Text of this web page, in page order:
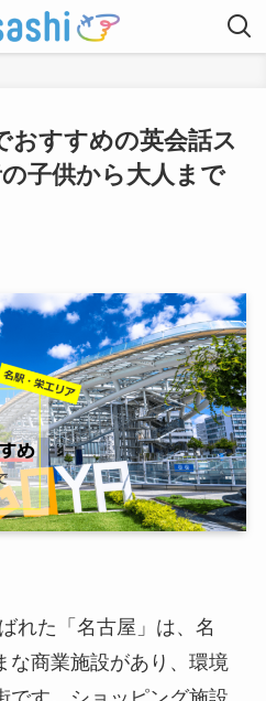
おすすめの英会話ス
子供から大人まで
れた「名古屋」は、名
な商業施設があり、環境